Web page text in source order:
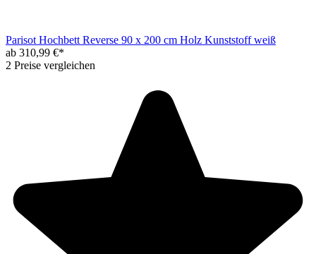
Parisot Hochbett Reverse 90 x 200 cm Holz Kunststoff weiß
ab 310,99 €*
2 Preise vergleichen